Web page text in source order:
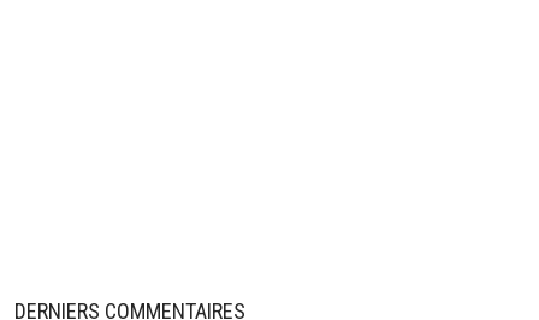
DERNIERS COMMENTAIRES